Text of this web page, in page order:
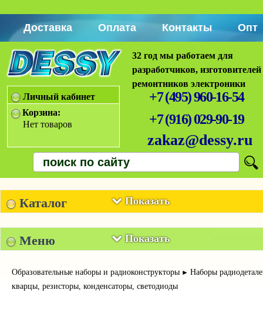
Доставка Оплата Контакты Опт
32 год мы работаем для
разработчиков,
ремонтников электроники
+7 (495) 960-16-54
+7 (916) 029-90-19
zakaz@dessy.ru
Личный кабинет
Корзина:
Нет товаров
Показать
Каталог
Показать
Меню
Образовательные наборы и радиоконструкторы ► Наборы
кварцы, резисторы, конденсаторы, светодиоды